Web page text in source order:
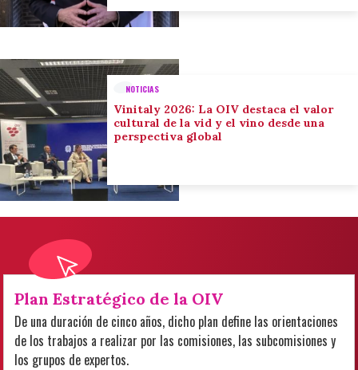
NOTICIAS
Vinitaly 2026: La OIV destaca el valor
cultural de la vid y el vino desde una
perspectiva global
Plan Estratégico de la OIV
De una duración de cinco años, dicho plan define las orientaciones
de los trabajos a realizar por las comisiones, las subcomisiones y
los grupos de expertos.